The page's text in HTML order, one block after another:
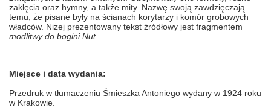
zaklęcia oraz hymny, a także mity. Nazwę swoją zawdzięczają
temu, że pisane były na ścianach korytarzy i komór grobowych
władców. Niżej prezentowany tekst źródłowy jest fragmentem
modlitwy do bogini Nut.
Miejsce i data wydania:
Przedruk w tłumaczeniu Śmieszka Antoniego wydany w 1924 roku
w Krakowie.